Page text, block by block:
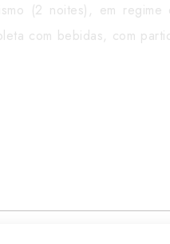
(2 noites), em regime
com bebidas, com
partida em voo, direto